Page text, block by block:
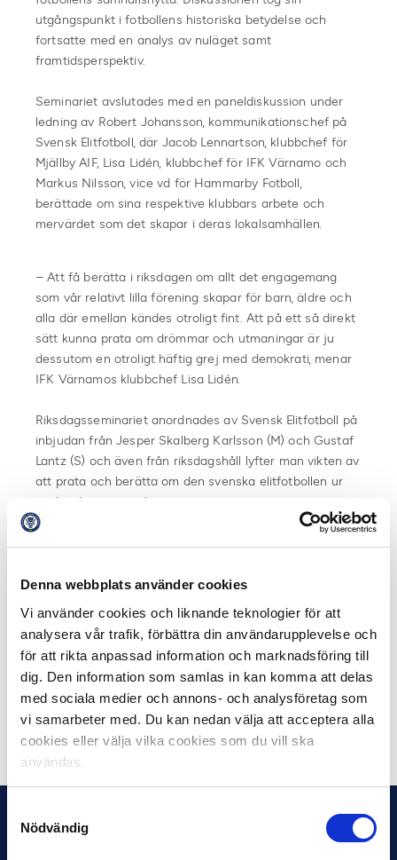
Denna webbplats använder cookies
Vi använder cookies och liknande teknologier för att
analysera vår trafik, förbättra din användarupplevelse och
för att rikta anpassad information och marknadsföring till
dig. Den information som samlas in kan komma att delas
med sociala medier och annons- och analysföretag som
vi samarbeter med. Du kan nedan välja att acceptera alla
cookies eller välja vilka cookies som du vill ska
användas.
Nödvändig
utgångspunkt i fotbollens historiska betydelse och
fortsatte med en analys av nuläget samt
framtidsperspektiv.
Seminariet avslutades med en paneldiskussion under
ledning av Robert Johansson, kommunikationschef på
Svensk Elitfotboll, där Jacob Lennartson, klubbchef för
Mjällby AIF, Lisa Lidén, klubbchef för IFK Värnamo och
Markus Nilsson, vice vd för Hammarby Fotboll,
berättade om sina respektive klubbars arbete och
mervärdet som det skapar i deras lokalsamhällen.
– Att få berätta i riksdagen om allt det engagemang
som vår relativt lilla förening skapar för barn, äldre och
alla där emellan kändes otroligt fint. Att på ett så direkt
sätt kunna prata om drömmar och utmaningar är ju
dessutom en otroligt häftig grej med demokrati, menar
IFK Värnamos klubbchef Lisa Lidén.
Riksdagsseminariet anordnades av Svensk Elitfotboll på
inbjudan från Jesper Skalberg Karlsson (M) och Gustaf
Lantz (S) och även från riksdagshåll lyfter man vikten av
att prata och berätta om den svenska elitfotbollen ur
ett bredare perspektiv.
ordningsstörningar får inte vara hela berättelsen om
har ett stort ansvar att se hela bilden – och det var
precis vad Svensk Elitfotboll och klubbarna bidrog med
under seminariet i riksdagen, säger Jesper Skalberg
Karlsson.
Dela på Facebook Dela på Twitter